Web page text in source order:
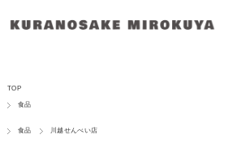
TOP
食品
食品 川越せんべい店